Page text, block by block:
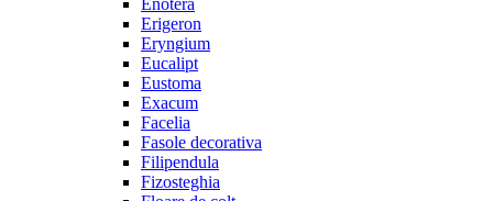
Enotera
Erigeron
Eryngium
Eucalipt
Eustoma
Exacum
Facelia
Fasole decorativa
Filipendula
Fizosteghia